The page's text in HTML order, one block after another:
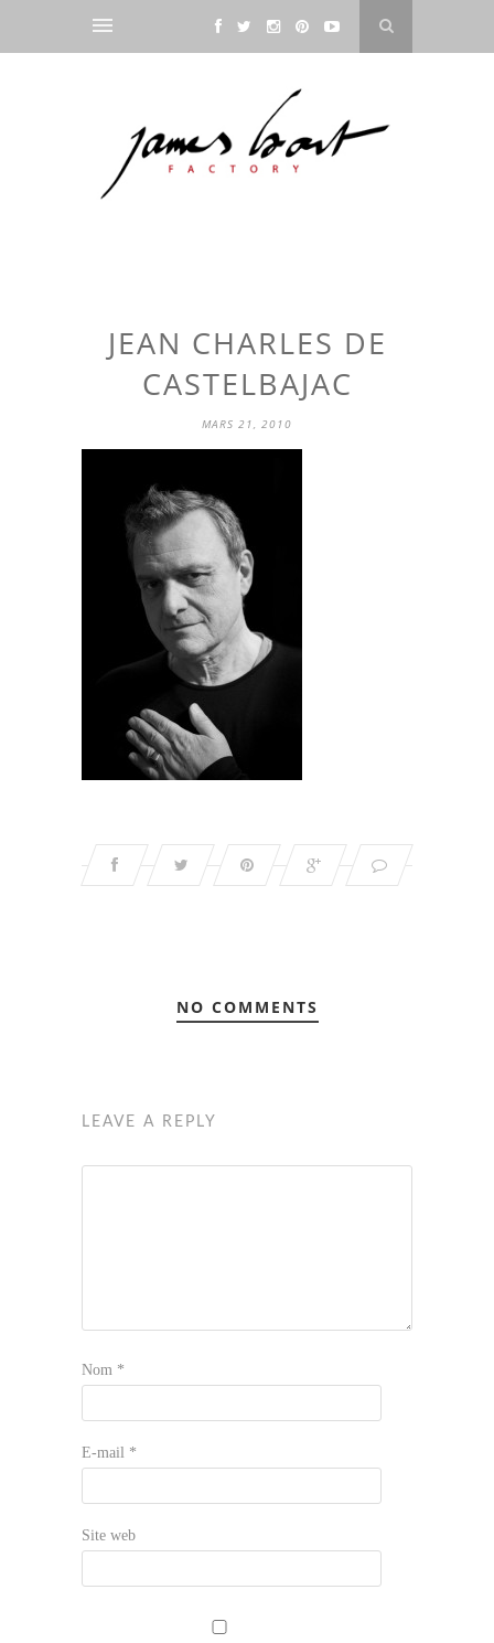
JEAN CHARLES DE
CASTELBAJAC
MARS 21, 2010
NO COMMENTS
LEAVE A REPLY
Nom *
E-mail *
Site web